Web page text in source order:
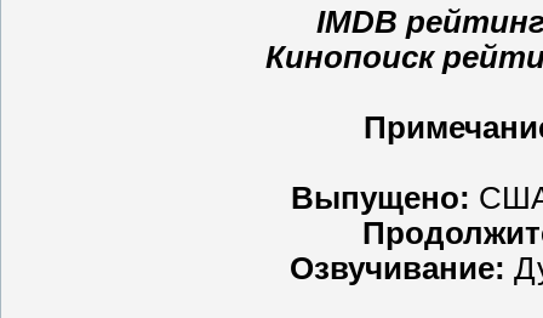
IMDB
Кинопоиск
Выпущено:
Озвучивание: